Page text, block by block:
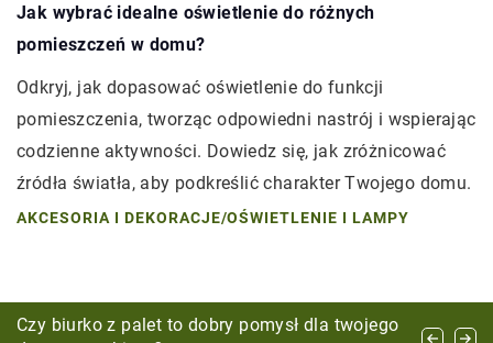
Jak wybrać idealne oświetlenie do różnych
pomieszczeń w domu?
Odkryj, jak dopasować oświetlenie do funkcji
pomieszczenia, tworząc odpowiedni nastrój i wspierając
codzienne aktywności. Dowiedz się, jak zróżnicować
źródła światła, aby podkreślić charakter Twojego domu.
AKCESORIA I DEKORACJE/OŚWIETLENIE I LAMPY
Jak wybrać odpowiedni środek do czyszczenia
Czy biurko z palet to dobry pomysł dla twojego
Jak wkomponować stolik kawowy w przestrzeń